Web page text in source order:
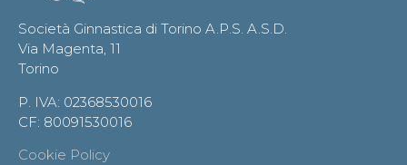
Società Ginnastica di Torino A.P.S. A.S.D.
Via Magenta, 11
Torino
P. IVA: 02368530016
CF: 80091530016
Cookie Policy